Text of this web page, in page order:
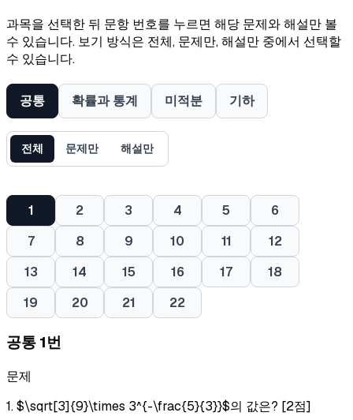
과목을 선택한 뒤 문항 번호를 누르면 해당 문제와 해설만 볼
수 있습니다. 보기 방식은 전체, 문제만, 해설만 중에서 선택할
수 있습니다.
공통 확률과 통계 미적분 기하
전체 문제만 해설만
1 2 3 4 5
6
7
8 9 10 11
12
13
14 15 16 17
18
19
20 21 22
공통 1번
문제
1. $\sqrt[3]{9}\times 3^{-\frac{5}{3}}$의 값은? [2점]